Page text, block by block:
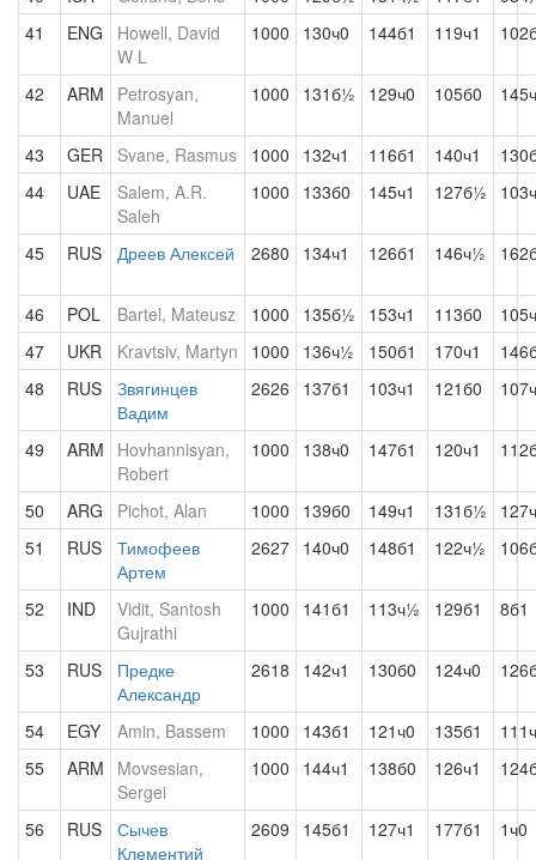
41
ENG
Howell, David
W L
1000 130ч0 144б1 119ч1
42 ARM
Petrosyan,
Manuel
1000 131б½ 129ч0 105б0
43 GER Svane, Rasmus 1000 132ч1 116б1 140ч1
44
UAE
Salem, A.R.
Saleh
1000 133б0 145ч1 127б½
45 RUS Дреев Алексей 2680 134ч1 126б1 146ч½
46 POL Bartel, Mateusz 1000 135б½ 153ч1 113б0
47
UKR Kravtsiv, Martyn 1000 136ч½ 150б1 170ч1
48
RUS
Звягинцев
Вадим
2626 137б1 103ч1 121б0
49 ARM
Hovhannisyan,
Robert
1000 138ч0 147б1 120ч1
50 ARG Pichot, Alan 1000 139б0 149ч1 131б½
51
RUS
Тимофеев
Артем
2627 140ч0 148б1 122ч½
52 IND
Vidit, Santosh
Gujrathi
1000 141б1 113ч½ 129б1 8б1
53 RUS
Предке
Александр
2618 142ч1 130б0 124ч0
54 EGY Amin, Bassem 1000 143б1 121ч0 135б1
55
ARM
Movsesian,
Sergei
1000 144ч1 138б0 126ч1
56 RUS
Сычев
Клементий
2609 145б1 127ч1 177б1 1ч0